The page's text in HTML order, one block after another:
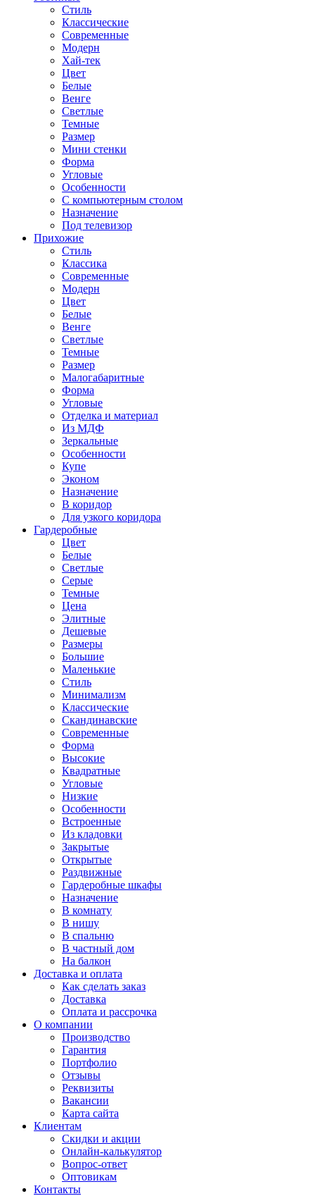
Стиль
Классические
Современные
Модерн
Хай-тек
Цвет
Белые
Венге
Светлые
Темные
Размер
Мини стенки
Форма
Угловые
Особенности
С компьютерным столом
Назначение
Под телевизор
Прихожие
Стиль
Классика
Современные
Модерн
Цвет
Белые
Венге
Светлые
Темные
Размер
Малогабаритные
Форма
Угловые
Отделка и материал
Из МДФ
Зеркальные
Особенности
Купе
Эконом
Назначение
В коридор
Для узкого коридора
Гардеробные
Цвет
Белые
Светлые
Серые
Темные
Цена
Элитные
Дешевые
Размеры
Большие
Маленькие
Стиль
Минимализм
Классические
Скандинавские
Современные
Форма
Высокие
Квадратные
Угловые
Низкие
Особенности
Встроенные
Из кладовки
Закрытые
Открытые
Раздвижные
Гардеробные шкафы
Назначение
В комнату
В нишу
В спальню
В частный дом
На балкон
Доставка и оплата
Как сделать заказ
Доставка
Оплата и рассрочка
О компании
Производство
Гарантия
Портфолио
Отзывы
Реквизиты
Вакансии
Карта сайта
Клиентам
Скидки и акции
Онлайн-калькулятор
Вопрос-ответ
Оптовикам
Контакты